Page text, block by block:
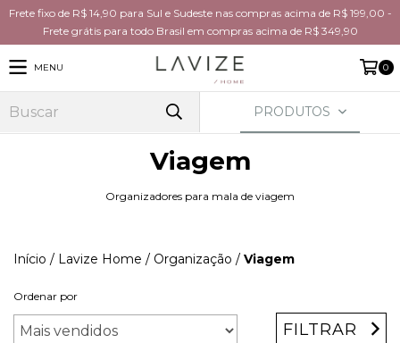
Frete fixo de R$ 14,90 para Sul e Sudeste nas compras acima de R$ 199,00 -
Frete grátis para todo Brasil em compras acima de R$ 349,90
MENU 0
PRODUTOS
Viagem
Organizadores para mala de viagem
Início / Lavize Home / Organização / Viagem
Ordenar por
FILTRAR